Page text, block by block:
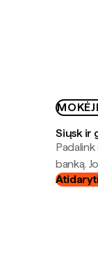
Siųsk ir
banką.